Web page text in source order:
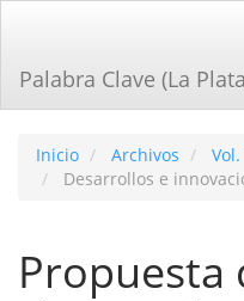
principal
Barra
Palabra Clave (La
Inicio Archivos
Desarrollos e
Propuesta